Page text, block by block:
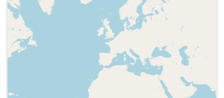
1999-04-29
Ràdio Girona 2 - Ara Girona (Ràdio
Entrevista a Miquel Górriz i Rafaelito
Salazar, membres del grup Ai, ai, ai de
rumba catalana. Parlen del disc "Esperit
de vi" i de l'actuació a l'endemà a
Figueres